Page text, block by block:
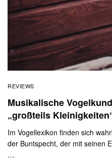
REVIEWS
Musikalische
„großteils
Im Vogellexikon finden sich
der Buntspecht, der mit seinen
…